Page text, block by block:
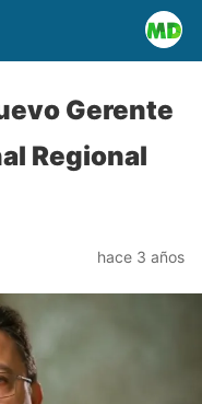
Gerente
Regional
hace 3 años